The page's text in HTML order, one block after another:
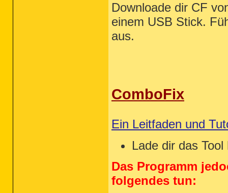
Downloade dir CF
einem USB Stick.
aus.
ComboFix
Ein Leitfaden und
Lade dir das
Das Programm
folgendes tun: